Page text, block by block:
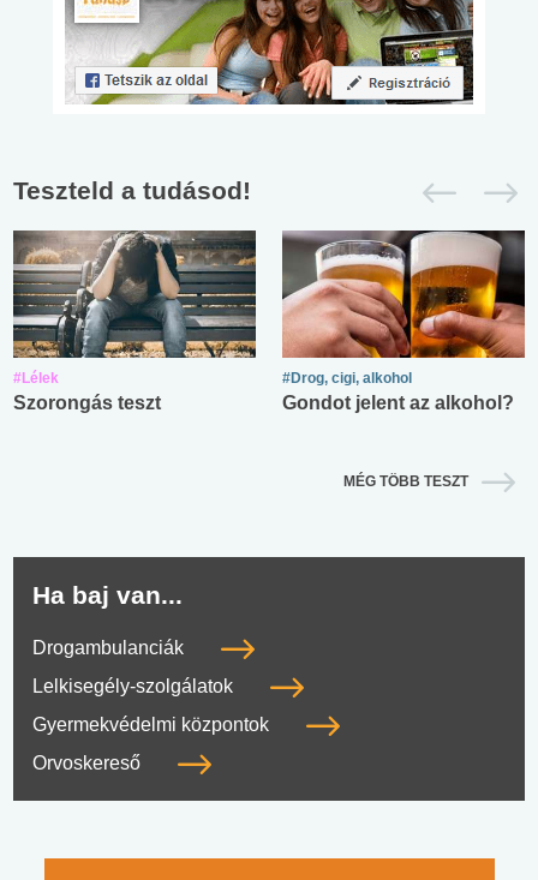
Teszteld a tudásod!
#Lélek
Szorongás teszt
#Drog, cigi, alkohol
Gondot jelent az alkohol?
MÉG TÖBB TESZT
Ha baj van...
Drogambulanciák
Lelkisegély-szolgálatok
Gyermekvédelmi központok
Orvoskereső